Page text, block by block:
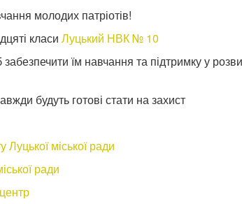
молодих патріотів!
класи Луцький НВК № 10
їм навчання та підтримку у
будуть готові стати на захист
міської ради
ради